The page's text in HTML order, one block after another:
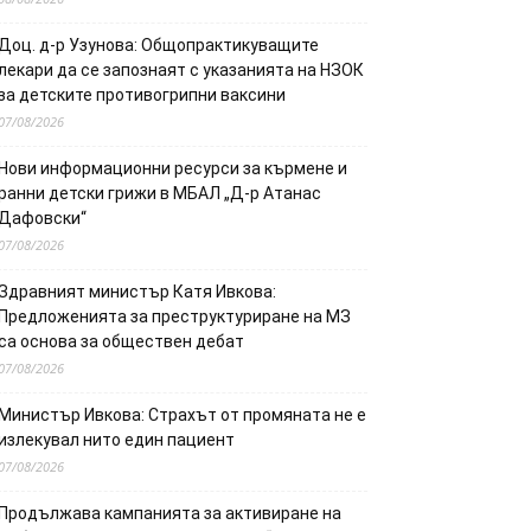
д-р Узунова: Общопрактикуващите
да се запознаят с указанията на НЗОК
детските противогрипни ваксини
08/2026
информационни ресурси за кърмене и
детски грижи в МБАЛ „Д-р Атанас
08/2026
министър Катя Ивкова:
за преструктуриране на МЗ
основа за обществен дебат
08/2026
Ивкова: Страхът от промяната не е
нито един пациент
08/2026
кампанията за активиране на